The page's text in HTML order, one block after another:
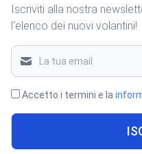
Iscriviti alla nostra
l'elenco dei nuovi volantini!
Accetto i termini e la